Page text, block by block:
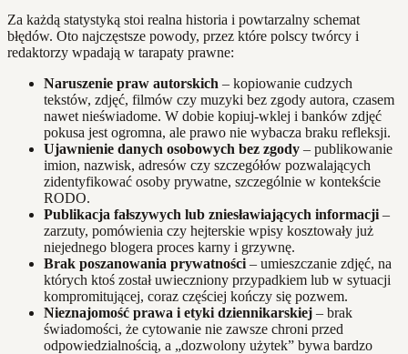
Za każdą statystyką stoi realna historia i powtarzalny schemat
błędów. Oto najczęstsze powody, przez które polscy twórcy i
redaktorzy wpadają w tarapaty prawne:
Naruszenie praw autorskich – kopiowanie cudzych
tekstów, zdjęć, filmów czy muzyki bez zgody autora, czasem
nawet nieświadome. W dobie kopiuj-wklej i banków zdjęć
pokusa jest ogromna, ale prawo nie wybacza braku refleksji.
Ujawnienie danych osobowych bez zgody – publikowanie
imion, nazwisk, adresów czy szczegółów pozwalających
zidentyfikować osoby prywatne, szczególnie w kontekście
RODO.
Publikacja fałszywych lub zniesławiających informacji –
zarzuty, pomówienia czy hejterskie wpisy kosztowały już
niejednego blogera proces karny i grzywnę.
Brak poszanowania prywatności – umieszczanie zdjęć, na
których ktoś został uwieczniony przypadkiem lub w sytuacji
kompromitującej, coraz częściej kończy się pozwem.
Nieznajomość prawa i etyki dziennikarskiej – brak
świadomości, że cytowanie nie zawsze chroni przed
odpowiedzialnością, a „dozwolony użytek” bywa bardzo